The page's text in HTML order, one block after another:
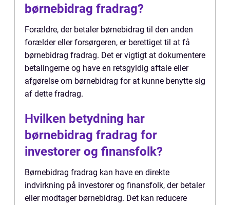
børnebidrag fradrag?
Forældre, der betaler børnebidrag til den anden
forælder eller forsørgeren, er berettiget til at få
børnebidrag fradrag. Det er vigtigt at dokumentere
betalingerne og have en retsgyldig aftale eller
afgørelse om børnebidrag for at kunne benytte sig
af dette fradrag.
Hvilken betydning har
børnebidrag fradrag for
investorer og finansfolk?
Børnebidrag fradrag kan have en direkte
indvirkning på investorer og finansfolk, der betaler
eller modtager børnebidrag. Det kan reducere